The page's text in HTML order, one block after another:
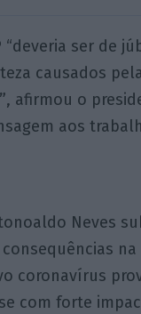
ser de
causados pela
, afirmou o
aos
Neves
na
coronavírus
com forte